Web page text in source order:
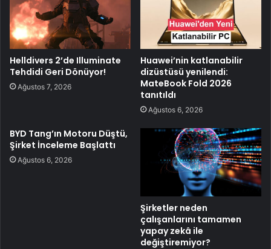
Helldivers 2’de Illuminate
Tehdidi Geri Dönüyor!
Ağustos 7, 2026
Huawei’nin katlanabilir
dizüstüsü yenilendi:
MateBook Fold 2026
tanıtıldı
Ağustos 6, 2026
BYD Tang’ın Motoru Düştü,
Şirket İnceleme Başlattı
Ağustos 6, 2026
Şirketler neden
çalışanlarını tamamen
yapay zekâ ile
değiştiremiyor?